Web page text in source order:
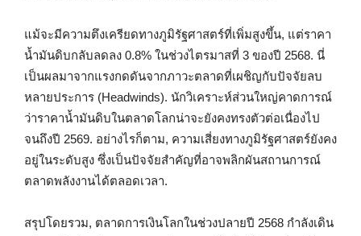
แม้จะมีความตึงเครียดทางภูมิรัฐศาสตร์ที่เพิ่มสูงขึ้น, แต่ราคา
น้ำมันดิบกลับลดลง 0.8% ในช่วงไตรมาสที่ 3 ของปี 2568. นี่
เป็นผลมาจากแรงกดดันจากภาวะตลาดที่เผชิญกับปัจจัยลบ
หลายประการ (Headwinds). นักวิเคราะห์ส่วนใหญ่คาดการณ์
ว่าราคาน้ำมันดิบในตลาดโลกน่าจะยังคงทรงตัวต่อเนื่องไป
จนถึงปี 2569. อย่างไรก็ตาม, ความเสี่ยงทางภูมิรัฐศาสตร์ยังคง
อยู่ในระดับสูง ซึ่งเป็นปัจจัยสำคัญที่อาจพลิกผันสถานการณ์
ตลาดพลังงานได้ตลอดเวลา.
สรุปโดยรวม, ตลาดการเงินโลกในช่วงปลายปี 2568 กำลังเดิน